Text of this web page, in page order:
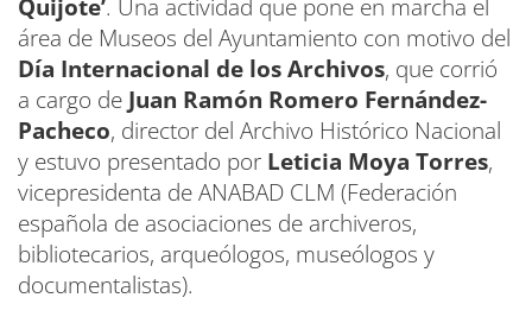
Quijote’. Una actividad que pone en marcha el
área de Museos del Ayuntamiento con motivo del
Día Internacional de los Archivos, que corrió
a cargo de Juan Ramón Romero Fernández-
Pacheco, director del Archivo Histórico Nacional
y estuvo presentado por Leticia Moya Torres,
vicepresidenta de ANABAD CLM (Federación
española de asociaciones de archiveros,
bibliotecarios, arqueólogos, museólogos y
documentalistas).